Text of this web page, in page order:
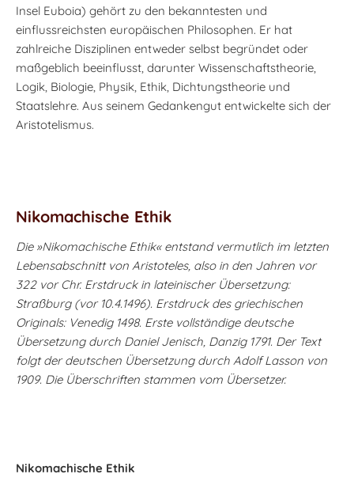
Insel Euboia) gehört zu den bekanntesten und
einflussreichsten europäischen Philosophen. Er hat
zahlreiche Disziplinen entweder selbst begründet oder
maßgeblich beeinflusst, darunter Wissenschaftstheorie,
Logik, Biologie, Physik, Ethik, Dichtungstheorie und
Staatslehre. Aus seinem Gedankengut entwickelte sich der
Aristotelismus.
Nikomachische Ethik
Die »Nikomachische Ethik« entstand vermutlich im letzten
Lebensabschnitt von Aristoteles, also in den Jahren vor
322 vor Chr. Erstdruck in lateinischer Übersetzung:
Straßburg (vor 10.4.1496). Erstdruck des griechischen
Originals: Venedig 1498. Erste vollständige deutsche
Übersetzung durch Daniel Jenisch, Danzig 1791. Der Text
folgt der deutschen Übersetzung durch Adolf Lasson von
1909. Die Überschriften stammen vom Übersetzer.
Nikomachische Ethik